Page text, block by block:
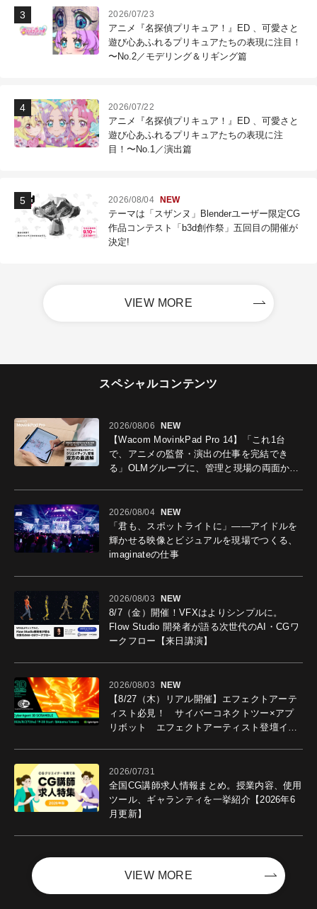
2026/07/23
アニメ『名探偵プリキュア！』ED 、可愛さと
遊び心あふれるプリキュアたちの表現に注目！
〜No.2／モデリング＆リギング篇
2026/07/22
アニメ『名探偵プリキュア！』ED 、可愛さと
遊び心あふれるプリキュアたちの表現に注
目！〜No.1／演出篇
2026/08/04 NEW
テーマは「スザンヌ」Blenderユーザー限定CG
作品コンテスト「b3d創作祭」五回目の開催が
決定!
VIEW MORE
スペシャルコンテンツ
2026/08/06 NEW
【Wacom MovinkPad Pro 14】「これ1台
で、アニメの監督・演出の仕事を完結でき
る」OLMグループに、管理と現場の両面から
2026/08/04 NEW
「君も、スポットライトに」――アイドルを
輝かせる映像とビジュアルを現場でつくる、
imaginateの仕事
2026/08/03 NEW
8/7（金）開催！VFXはよりシンプルに。
Flow Studio 開発者が語る次世代のAI・CGワ
ークフロー【来日講演】
2026/08/03 NEW
【8/27（木）リアル開催】エフェクトアーテ
ィスト必見！ サイバーコネクトツー×アプ
リボット エフェクトアーティスト登壇イベ
2026/07/31
全国CG講師求人情報まとめ。授業内容、使用
ツール、ギャランティを一挙紹介【2026年6
月更新】
VIEW MORE